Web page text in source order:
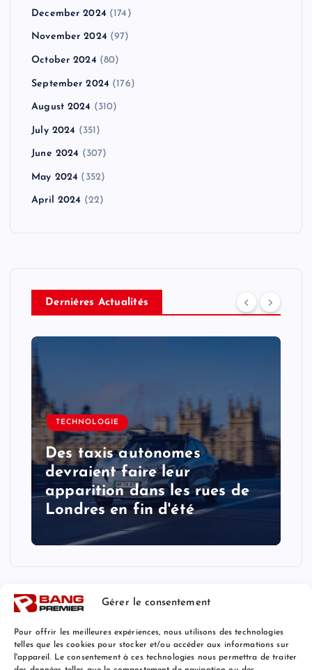
Gérer le consentement
Pour offrir les meilleures expériences, nous utilisons des technologies
telles que les cookies pour stocker et/ou accéder aux informations sur
l'appareil. Le consentement à ces technologies nous permettra de traiter
December 2024 (174)
November 2024 (97)
October 2024 (80)
September 2024 (176)
August 2024 (310)
July 2024 (351)
June 2024 (307)
May 2024 (352)
April 2024 (22)
Derniéres Actualités
TECHNOLOGIE
Des taxis autonomes
devraient faire leur
apparition dans les rues de
Londres en fin d'été
Mentions Légales